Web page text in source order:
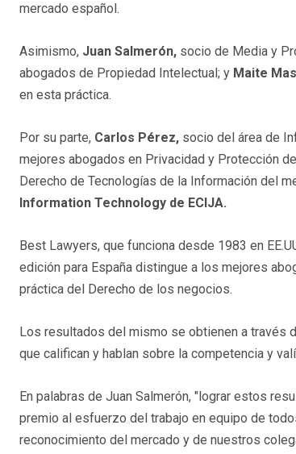
mercado español.
Asimismo, Juan Salmerón, socio de Media y
abogados de Propiedad Intelectual; y Maite
en esta práctica.
Por su parte, Carlos Pérez, socio del área de
mejores abogados en Privacidad y Protección
Derecho de Tecnologías de la Información del
Information Technology de ECIJA.
Best Lawyers, que funciona desde 1983 en
edición para España distingue a los mejores
práctica del Derecho de los negocios.
Los resultados del mismo se obtienen a través
que califican y hablan sobre la competencia y
En palabras de Juan Salmerón, "lograr estos
premio al esfuerzo del trabajo en equipo de
reconocimiento del mercado y de nuestros